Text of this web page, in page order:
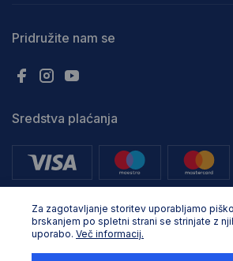
Za zagotavljanje storitev uporabljamo
brskanjem po spletni strani se strinjate z
uporabo. Več informacij.
Pridružite nam se
Sredstva plaćanja
Sva prava pridržana. © Adria Profix d.o.o. 2025,
Business Solutions